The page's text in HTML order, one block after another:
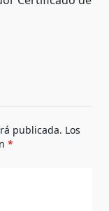
publicada. Los
*